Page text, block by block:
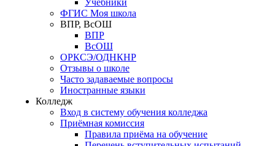
Учебники
ФГИС Моя школа
ВПР, ВсОШ
ВПР
ВсОШ
ОРКСЭ/ОДНКНР
Отзывы о школе
Часто задаваемые вопросы
Иностранные языки
Колледж
Вход в систему обучения колледжа
Приёмная комиссия
Правила приёма на обучение